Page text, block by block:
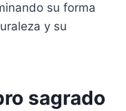
su forma
y su
sagrado